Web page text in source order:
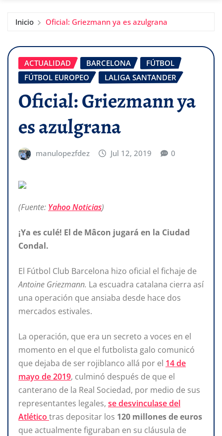
Inicio Oficial: Griezmann ya es azulgrana
ACTUALIDAD BARCELONA
FÚTBOL
FÚTBOL EUROPEO
LALIGA SANTANDER
Oficial: Griezmann ya
es azulgrana
manulopezfdez Jul 12, 2019 0
(Fuente: Yahoo Noticias)
¡Ya es culé! El de Mâcon jugará en la Ciudad
Condal.
El Fútbol Club Barcelona hizo oficial el fichaje de
Antoine Griezmann. La escuadra catalana cierra así
una operación que ansiaba desde hace dos
mercados estivales.
La operación, que era un secreto a voces en el
momento en el que el futbolista galo comunicó
que dejaba de ser rojiblanco allá por el 14 de
mayo de 2019, culminó después de que el
canterano de la Real Sociedad, por medio de sus
representantes legales, se desvinculase del
Atlético tras depositar los 120 millones de euros
que actualmente figuraban en su cláusula de